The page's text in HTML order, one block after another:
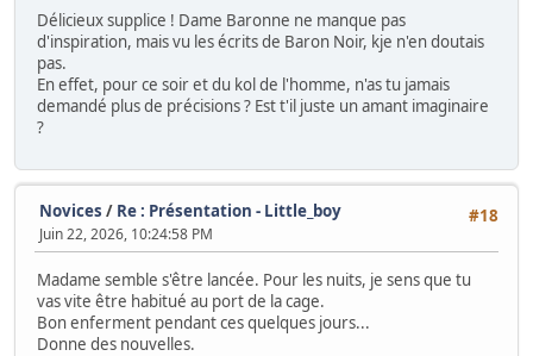
Délicieux supplice ! Dame Baronne ne manque pas
d'inspiration, mais vu les écrits de Baron Noir, kje n'en doutais
pas.
En effet, pour ce soir et du kol de l'homme, n'as tu jamais
demandé plus de précisions ? Est t'il juste un amant imaginaire
?
#18
Novices / Re : Présentation - Little_boy
Juin 22, 2026, 10:24:58 PM
Madame semble s'être lancée. Pour les nuits, je sens que tu
vas vite être habitué au port de la cage.
Bon enferment pendant ces quelques jours...
Donne des nouvelles.